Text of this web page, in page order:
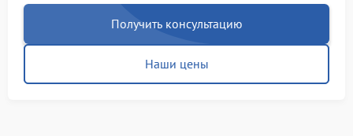
Получить консультацию
Наши цены